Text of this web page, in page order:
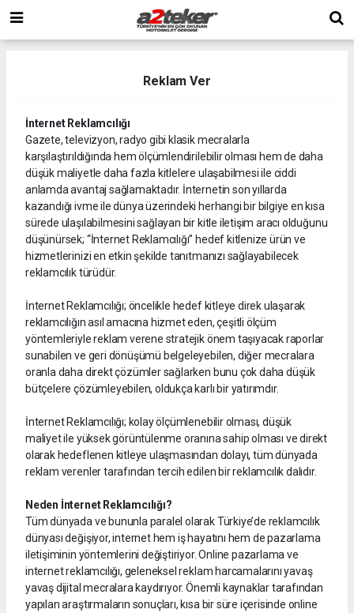
Reklam Ver
İnternet Reklamcılığı
Gazete, televizyon, radyo gibi klasik mecralarla
karşılaştırıldığında hem ölçümlendirilebilir olması hem de daha
düşük maliyetle daha fazla kitlelere ulaşabilmesi ile ciddi
anlamda avantaj sağlamaktadır. İnternetin son yıllarda
kazandığı ivme ile dünya üzerindeki herhangi bir bilgiye en kısa
sürede ulaşılabilmesini sağlayan bir kitle iletişim aracı olduğunu
düşünürsek; “İnternet Reklamcılığı” hedef kitlenize ürün ve
hizmetlerinizi en etkin şekilde tanıtmanızı sağlayabilecek
reklamcılık türüdür.
İnternet Reklamcılığı; öncelikle hedef kitleye direk ulaşarak
reklamcılığın asıl amacına hizmet eden, çeşitli ölçüm
yöntemleriyle reklam verene stratejik önem taşıyacak raporlar
sunabilen ve geri dönüşümü belgeleyebilen, diğer mecralara
oranla daha direkt çözümler sağlarken bunu çok daha düşük
bütçelere çözümleyebilen, oldukça karlı bir yatırımdır.
İnternet Reklamcılığı; kolay ölçümlenebilir olması, düşük
maliyet ile yüksek görüntülenme oranına sahip olması ve direkt
olarak hedeflenen kitleye ulaşmasından dolayı, tüm dünyada
reklam verenler tarafından tercih edilen bir reklamcılık dalıdır.
Neden İnternet Reklamcılığı?
Tüm dünyada ve bununla paralel olarak Türkiye’de reklamcılık
dünyası değişiyor, internet hem iş hayatını hem de pazarlama
iletişiminin yöntemlerini değiştiriyor. Online pazarlama ve
internet reklamcılığı, geleneksel reklam harcamalarını yavaş
yavaş dijital mecralara kaydırıyor. Önemli kaynaklar tarafından
yapılan araştırmaların sonuçları, kısa bir süre içerisinde online